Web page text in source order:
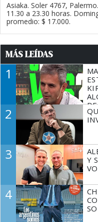
Asiaka. Soler 4767,
11.30 a 23.30 horas.
promedio: $ 17.000.
MÁS LEÍDAS
1
2
3
Y
4